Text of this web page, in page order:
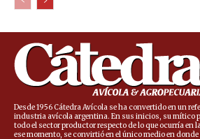
Desde 1956 Cátedra Avícola se ha convertido en un
industria avícola argentina. En sus inicios, su mítico
todo el sector productor respecto de lo que ocurría en
ese momento, se convirtió en el único medio en